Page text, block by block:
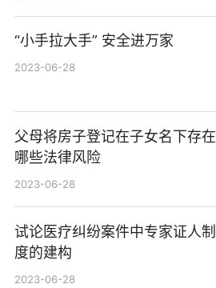
“小手拉大手” 安全进万家
2023-06-28
父母将房子登记在子女名下存在
哪些法律风险
2023-06-28
试论医疗纠纷案件中专家证人制
度的建构
2023-06-28